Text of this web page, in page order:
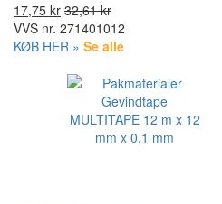
17,75 kr 32,61 kr
VVS nr. 271401012
KØB HER » Se alle